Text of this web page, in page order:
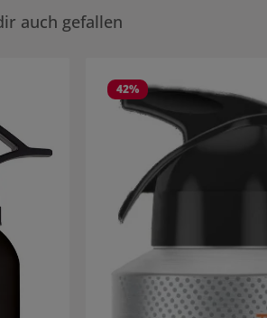
auch gefallen
42%